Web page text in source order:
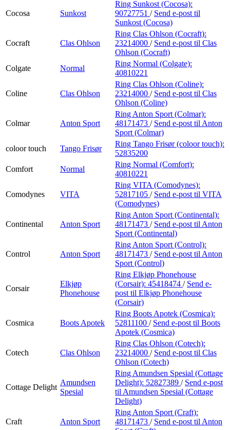
Cocosa Sunkost
Ring Sunkost (Cocosa):
90727751 / Send e-post til
Sunkost (Cocosa)
Cocraft Clas Ohlson
Ring Clas Ohlson (Cocraft):
23214000 / Send e-post til Clas
Ohlson (Cocraft)
Colgate
Normal
Ring Normal (Colgate):
40810221
Coline Clas Ohlson
Ring Clas Ohlson (Coline):
23214000 / Send e-post til Clas
Ohlson (Coline)
Colmar Anton Sport
Ring Anton Sport (Colmar):
48171473 / Send e-post til Anton
Sport (Colmar)
coloor touch
Tango Frisør
Ring Tango Frisør (coloor touch):
52835200
Comfort
Normal
Ring Normal (Comfort):
40810221
Comodynes VITA
Ring VITA (Comodynes):
52817105 / Send e-post til VITA
(Comodynes)
Continental Anton Sport
Ring Anton Sport (Continental):
48171473 / Send e-post til Anton
Sport (Continental)
Control Anton Sport
Ring Anton Sport (Control):
48171473 / Send e-post til Anton
Sport (Control)
Corsair
Elkjøp
Phonehouse
Ring Elkjøp Phonehouse
(Corsair): 45418474 / Send e-
post til Elkjøp Phonehouse
(Corsair)
Cosmica Boots Apotek
Ring Boots Apotek (Cosmica):
52811100 / Send e-post til Boots
Apotek (Cosmica)
Cotech Clas Ohlson
Ring Clas Ohlson (Cotech):
23214000 / Send e-post til Clas
Ohlson (Cotech)
Cottage Delight
Amundsen
Spesial
Ring Amundsen Spesial (Cottage
Delight): 52827389 / Send e-post
til Amundsen Spesial (Cottage
Delight)
Craft Anton Sport
Ring Anton Sport (Craft):
48171473 / Send e-post til Anton